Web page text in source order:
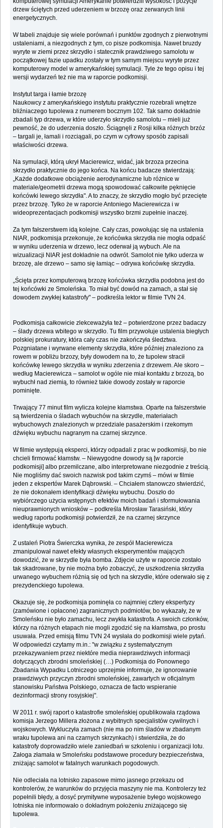
drzew ściętych przed uderzeniem w brzozę oraz zerwanych linii
energetycznych.
W tabeli znajduje się wiele porównań i punktów zgodnych z pierwotnymi
ustaleniami, a niezgodnych z tym, co pisze podkomisja. Nawet bruzdy
wyryte w ziemi przez skrzydło i statecznik prawdziwego samolotu w
początkowej fazie upadku zostały w tym samym miejscu wyryte przez
komputerowy model w amerykańskiej symulacji. Tyle że tego opisu i tej
wersji wydarzeń też nie ma w raporcie podkomisji.
Instytut targa i łamie brzozę
Naukowcy z amerykańskiego instytutu praktycznie rozebrali wnętrze
bliźniaczego tupolewa z numerem bocznym 102. Tak samo dokładnie
zbadali typ drzewa, w które uderzyło skrzydło samolotu – mieli już
pewność, że do uderzenia doszło. Ściągnęli z Rosji kilka różnych brzóz
– targali je, łamali i rozciągali, po czym w cyfrowy sposób zapisali
właściwości drzewa.
Na symulacji, którą ukrył Macierewicz, widać, jak brzoza przecina
skrzydło praktycznie do jego końca. Na końcu badacze stwierdzają:
„Każde dodatkowe obciążenie aerodynamiczne lub różnice w
materiale/geometrii drzewa mogą spowodować całkowite pęknięcie
końcówki lewego skrzydła". A to znaczy, że skrzydło mogło być przecięte
przez brzozę. Tylko że w raporcie Antoniego Macierewicza i w
wideoprezentacjach podkomisji wszystko brzmi zupełnie inaczej.
Za tym fałszerstwem idą kolejne. Cały czas, powołując się na ustalenia
NIAR, podkomisja przekonuje, że końcówka skrzydła nie mogła odpaść
w wyniku uderzenia w drzewo, lecz oderwał ją wybuch. Ale na
wizualizacji NIAR jest dokładnie na odwrót. Samolot nie tylko uderza w
brzozę, ale drzewo – samo się łamiąc – odrywa końcówkę skrzydła.
„Ścięta przez komputerową brzozę końcówka skrzydła podobna jest do
tej końcówki ze Smoleńska. To miał być dowód na zamach, a stał się
dowodem zwykłej katastrofy" – podkreśla lektor w filmie TVN 24.
Podkomisja całkowicie zlekceważyła też – potwierdzone przez badaczy
– ślady drzewa wbitego w skrzydło. Tu film przywołuje ustalenia biegłych
polskiej prokuratury, która cały czas nie zakończyła śledztwa.
Pozgniatane i wyrwane elementy skrzydła, które później znaleziono za
rowem w pobliżu brzozy, były dowodem na to, że tupolew stracił
końcówkę lewego skrzydła w wyniku zderzenia z drzewem. Ale skoro –
według Macierewicza – samolot w ogóle nie miał kontaktu z brzozą, bo
wybuchł nad ziemią, to również takie dowody zostały w raporcie
pominięte.
Trwający 77 minut film wylicza kolejne kłamstwa. Oparte na fałszerstwie
są twierdzenia o śladach wybuchów na skrzydle, materiałach
wybuchowych znalezionych w przedziale pasażerskim i rzekomym
dźwięku wybuchu nagranym na czarnej skrzynce.
W filmie występują eksperci, którzy odpadali z prac w podkomisji, bo nie
chcieli firmować kłamstw. – Niewygodne dowody są [w raporcie
podkomisji] albo przemilczane, albo interpretowane niezgodnie z treścią.
Nie mogliśmy dać swoich nazwisk pod takim czymś – mówi w filmie
jeden z ekspertów Marek Dąbrowski. – Chciałem stanowczo stwierdzić,
że nie dokonałem identyfikacji dźwięku wybuchu. Doszło do
wybiórczego użycia wstępnych efektów moich badań i sformułowania
nieuprawnionych wniosków – podkreśla Mirosław Tarasiński, który
według raportu podkomisji potwierdził, że na czarnej skrzynce
identyfikuje wybuch.
Z ustaleń Piotra Świerczka wynika, że zespół Macierewicza
zmanipulował nawet efekty własnych eksperymentów mających
dowodzić, że w skrzydle była bomba. Zdjęcie użyte w raporcie zostało
tak skadrowane, by nie można było zobaczyć, że uszkodzenia skrzydła
urwanego wybuchem różnią się od tych na skrzydle, które oderwało się z
prezydenckiego tupolewa.
Okazuje się, że podkomisja pominęła co najmniej cztery ekspertyzy
(zamówione i opłacone) zagranicznych podmiotów, bo wykazały, że w
Smoleńsku nie było zamachu, lecz zwykła katastrofa. A swoich członków,
którzy na różnych etapach nie mogli zgodzić się na kłamstwa, po prostu
usuwała. Przed emisją filmu TVN 24 wysłała do podkomisji wiele pytań.
W odpowiedzi czytamy m.in.: "w związku z systematycznym
przekazywaniem przez niektóre media nieprawdziwych informacji
dotyczących zbrodni smoleńskiej (…) Podkomisja do Ponownego
Zbadania Wypadku Lotniczego uprzejmie informuje, że ignorowanie
prawdziwych przyczyn zbrodni smoleńskiej, zawartych w oficjalnym
stanowisku Państwa Polskiego, oznacza de facto wspieranie
dezinformacji strony rosyjskiej".
W 2011 r. swój raport o katastrofie smoleńskiej opublikowała rządowa
komisja Jerzego Millera złożona z wybitnych specjalistów cywilnych i
wojskowych. Wykluczyła zamach (nie ma po nim śladów w zbadanym
wraku tupolewa ani na czarnych skrzynkach) i stwierdziła, że do
katastrofy doprowadziło wiele zaniedbań w szkoleniu i organizacji lotu.
Załoga złamała w Smoleńsku podstawowe procedury bezpieczeństwa,
zniżając samolot w fatalnych warunkach pogodowych.
Nie odleciała na lotnisko zapasowe mimo jasnego przekazu od
kontrolerów, że warunków do przyjęcia maszyny nie ma. Kontrolerzy też
popełnili błędy, a dosyć prymitywne wyposażenie byłego wojskowego
lotniska nie informowało o dokładnym położeniu zniżającego się
tupolewa.